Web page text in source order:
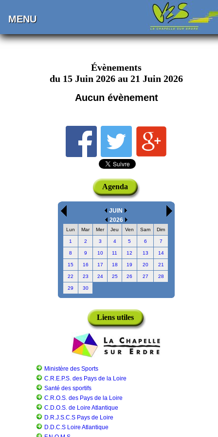
MENU
Évènements
du 15 Juin 2026 au 21 Juin 2026
Aucun évènement
Agenda
JUIN
2026
Lun Mar Mer Jeu Ven Sam Dim
1 2 3 4 5 6 7
8 9 10 11 12 13 14
15 16 17 18 19 20 21
22 23 24 25 26 27 28
29 30
Liens utiles
Ministère des Sports
C.R.E.P.S. des Pays de la Loire
Santé des sportifs
C.R.O.S. des Pays de la Loire
C.D.O.S. de Loire Atlantique
D.R.J.S.C.S Pays de Loire
D.D.C.S Loire Atlantique